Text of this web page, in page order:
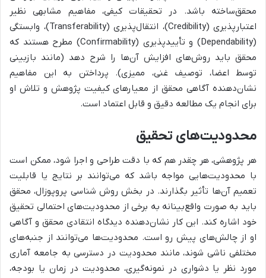
محقق‌ساخته باشد. در تحقیقات کیفی، مفاهیم مشابهی نظیر
اعتبارپذیری (Credibility)، انتقال‌پذیری (Transferability)، وابستگی
(Dependability) و تأییدپذیری (Confirmability) مطرح هستند که
محقق باید روش‌های افزایش آن‌ها را شرح دهد (مانند بازبینی
توسط اعضا، توصیف غنی، ممیزی). پرداختن به این مفاهیم
نشان‌دهنده آگاهی محقق از معیارهای کیفیت پژوهش و تلاش او
برای انجام یک مطالعه دقیق و قابل اعتماد است.
محدودیت‌های تحقیق
هر پژوهشی، هر چقدر هم که با دقت طراحی و اجرا شود، ممکن است
با محدودیت‌هایی مواجه باشد که می‌توانند بر نتایج یا قابلیت
تعمیم آن‌ها تأثیر بگذارند. در بخش روش شناسی پروپوزال، محقق
باید به صورت واقع‌بینانه به برخی از محدودیت‌های احتمالی تحقیق
خود اشاره کند. این کار نشان‌دهنده دیدگاه انتقادی محقق و آگاهی
او از چالش‌های پیش رو است. محدودیت‌ها می‌توانند از جنبه‌های
مختلفی ناشی شوند، مانند محدودیت در دسترسی به جامعه آماری
مورد نظر یا دشواری در نمونه‌گیری، محدودیت در زمان یا بودجه،